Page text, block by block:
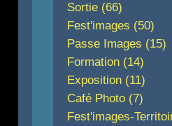
Sortie (66)
Fest'images (50)
Passe Images (15)
Formation (14)
Exposition (11)
Café Photo (7)
Fest'images-